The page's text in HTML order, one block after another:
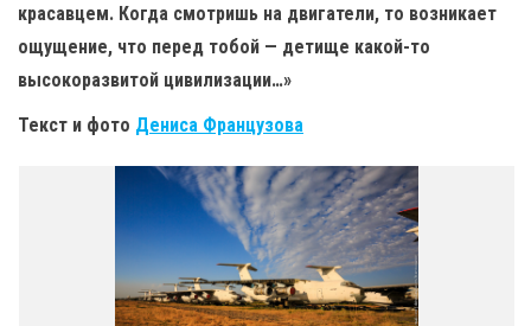
красавцем. Когда смотришь на двигатели, то возникает
ощущение, что перед тобой — детище какой-то
высокоразвитой цивилизации…»
Текст и фото Дениса Французова